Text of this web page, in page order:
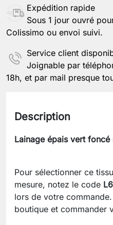
Expédition rapide
Sous 1 jour ouvré
Colissimo ou envoi suivi.
Service client
Joignable par
18h, et par mail presque
Description
Lainage épais vert
Pour sélectionner ce
mesure, notez le code
lors de votre
boutique et commander